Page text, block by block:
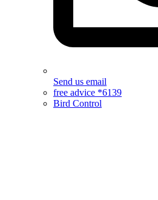
Send us email
free advice *6139
Bird Control